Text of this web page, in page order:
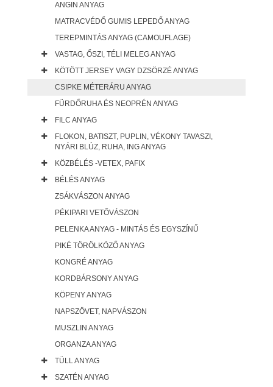
ANGIN ANYAG
MATRACVÉDŐ GUMIS LEPEDŐ ANYAG
TEREPMINTÁS ANYAG (CAMOUFLAGE)
VASTAG, ŐSZI, TÉLI MELEG ANYAG
KÖTÖTT JERSEY VAGY DZSÖRZÉ ANYAG
CSIPKE MÉTERÁRU ANYAG
FÜRDŐRUHA ÉS NEOPRÉN ANYAG
FILC ANYAG
FLOKON, BATISZT, PUPLIN, VÉKONY TAVASZI,
NYÁRI BLÚZ, RUHA, ING ANYAG
KÖZBÉLÉS -VETEX, PAFIX
BÉLÉS ANYAG
ZSÁKVÁSZON ANYAG
PÉKIPARI VETŐVÁSZON
PELENKA ANYAG - MINTÁS ÉS EGYSZÍNŰ
PIKÉ TÖRÖLKÖZŐ ANYAG
KONGRÉ ANYAG
KORDBÁRSONY ANYAG
KÖPENY ANYAG
NAPSZÖVET, NAPVÁSZON
MUSZLIN ANYAG
ORGANZA ANYAG
TÜLL ANYAG
SZATÉN ANYAG